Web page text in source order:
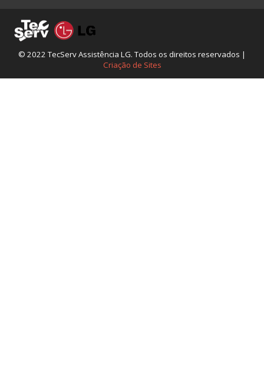
© 2022 TecServ Assistência LG. Todos os direitos reservados |
Criação de Sites